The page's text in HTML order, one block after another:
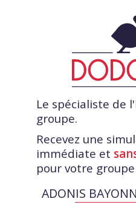
Le spécialiste de
groupe.
Recevez une
immédiate et
pour votre groupe
ADONIS